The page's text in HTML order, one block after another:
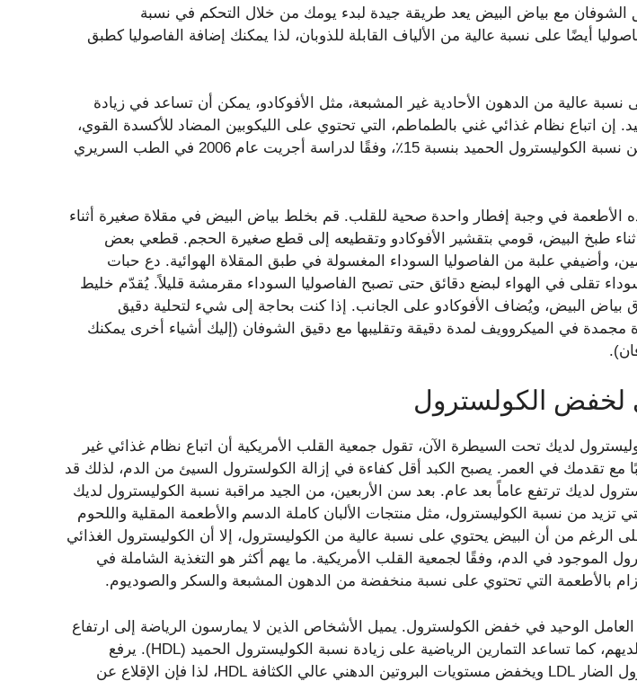
الشوفان مع بياض البيض يعد طريقة جيدة لبدء يومك من خلال التحكم في نسبة
أيضًا على نسبة عالية من الألياف القابلة للذوبان، لذا يمكنك إضافة الفاصوليا كطبق
نسبة عالية من الدهون الأحادية غير المشبعة، مثل الأفوكادو، يمكن أن تساعد في زيادة
إن اتباع نظام غذائي غني بالطماطم، التي تحتوي على الليكوبين المضاد للأكسدة القوي،
قد يؤدي أيضًا إلى تحسين نسبة الكوليسترول الحميد بنسبة 15٪، وفقًا لدراسة أجريت عام 2006 في الطب السريري
الأطعمة في وجبة إفطار واحدة صحية للقلب. قم بخلط بياض البيض في مقلاة صغيرة أثناء
طبخ البيض، قومي بتقشير الأفوكادو وتقطيعه إلى قطع صغيرة الحجم. قطعي بعض
وأضيفي علبة من الفاصوليا السوداء المغسولة في طبق المقلاة الهوائية. دع حبات
تقلى في الهواء لبضع دقائق حتى تصبح الفاصوليا السوداء مقرمشة قليلاً. يُقدّم خليط
بياض البيض، ويُضاف الأفوكادو على الجانب. إذا كنت بحاجة إلى شيء لتحلية دقيق
مجمدة في الميكروويف لمدة دقيقة وتقليبها مع دقيق الشوفان (إليك أشياء أخرى يمكنك
لخفض الكولسترول
لديك تحت السيطرة الآن، تقول جمعية القلب الأمريكية أن اتباع نظام غذائي غير
تقدمك في العمر. يصبح الكبد أقل كفاءة في إزالة الكولسترول السيئ من الدم، لذلك قد
لديك ترتفع عاماً بعد عام. بعد سن الأربعين، من الجيد مراقبة نسبة الكوليسترول لديك
تزيد من نسبة الكوليسترول، مثل منتجات الألبان كاملة الدسم والأطعمة المقلية واللحوم
الرغم من أن البيض يحتوي على نسبة عالية من الكوليسترول، إلا أن الكوليسترول الغذائي
الموجود في الدم، وفقًا لجمعية القلب الأمريكية. ما يهم أكثر هو التغذية الشاملة في
بالأطعمة التي تحتوي على نسبة منخفضة من الدهون المشبعة والسكر والصوديوم.
العامل الوحيد في خفض الكولسترول. يميل الأشخاص الذين لا يمارسون الرياضة إلى ارتفاع
مستويات الكوليسترول لديهم، كما تساعد التمارين الرياضية على زيادة نسبة الكوليسترول الحميد (HDL). يرفع
التدخين نسبة الكوليسترول الضار LDL ويخفض مستويات البروتين الدهني عالي الكثافة HDL، لذا فإن الإقلاع عن